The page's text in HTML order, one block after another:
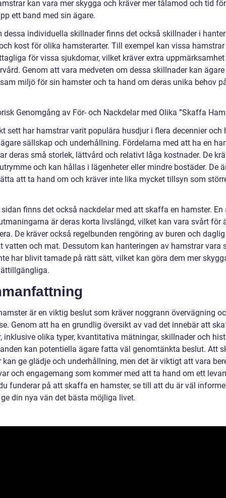
kan vara mer skygga och kräver mer tålamod och tid
ett band med sin ägare.
dessa individuella skillnader finns det också skillnader i
kost för olika hamsterarter. Till exempel kan vissa
för vissa sjukdomar, vilket kräver extra
Genom att vara medveten om dessa skillnader kan
miljö för sin hamster och ta hand om deras unika behov
Genomgång av För- och Nackdelar med Olika ”Skaffa
sett har hamstrar varit populära husdjur i flera decennier och
sällskap och underhållning. Fördelarna med att ha en
deras små storlek, lättvård och relativt låga kostnader. De
och kan hållas i lägenheter eller mindre bostäder. De
att ta hand om och kräver inte lika mycket tillsyn som
finns det också nackdelar med att skaffa en hamster. En
är deras korta livslängd, vilket kan vara svårt för
De kräver också regelbunden rengöring av buren och
vatten och mat. Dessutom kan hanteringen av hamstrar vara
har blivit tamade på rätt sätt, vilket kan göra dem mer
är en viktig beslut som kräver noggrann övervägning
Genom att ha en grundlig översikt av vad det innebär att
inklusive olika typer, kvantitativa mätningar, skillnader och
kan potentiella ägare fatta väl genomtänkta beslut. Att
kan ge glädje och underhållning, men det är viktigt att vara
och engagemang som kommer med att ta hand om ett
funderar på att skaffa en hamster, se till att du är väl
din nya vän det bästa möjliga livet.